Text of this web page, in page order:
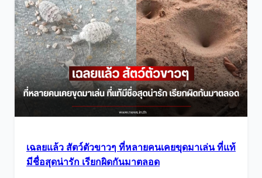
เฉลยแล้ว สัตว์ตัวขาวๆ ที่หลายคนเคยขุดมาเล่น ที่แท้
มีชื่อสุดน่ารัก เรียกผิดกันมาตลอด